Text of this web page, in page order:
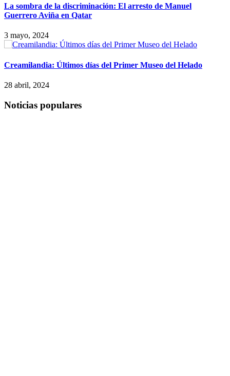
La sombra de la discriminación: El arresto de Manuel
Guerrero Aviña en Qatar
3 mayo, 2024
Creamilandia: Últimos días del Primer Museo del Helado
28 abril, 2024
Noticias populares